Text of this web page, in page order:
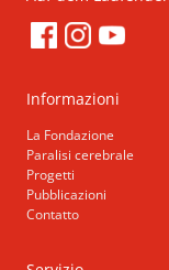
Informazioni
La Fondazione
Paralisi cerebrale
Progetti
Pubblicazioni
Contatto